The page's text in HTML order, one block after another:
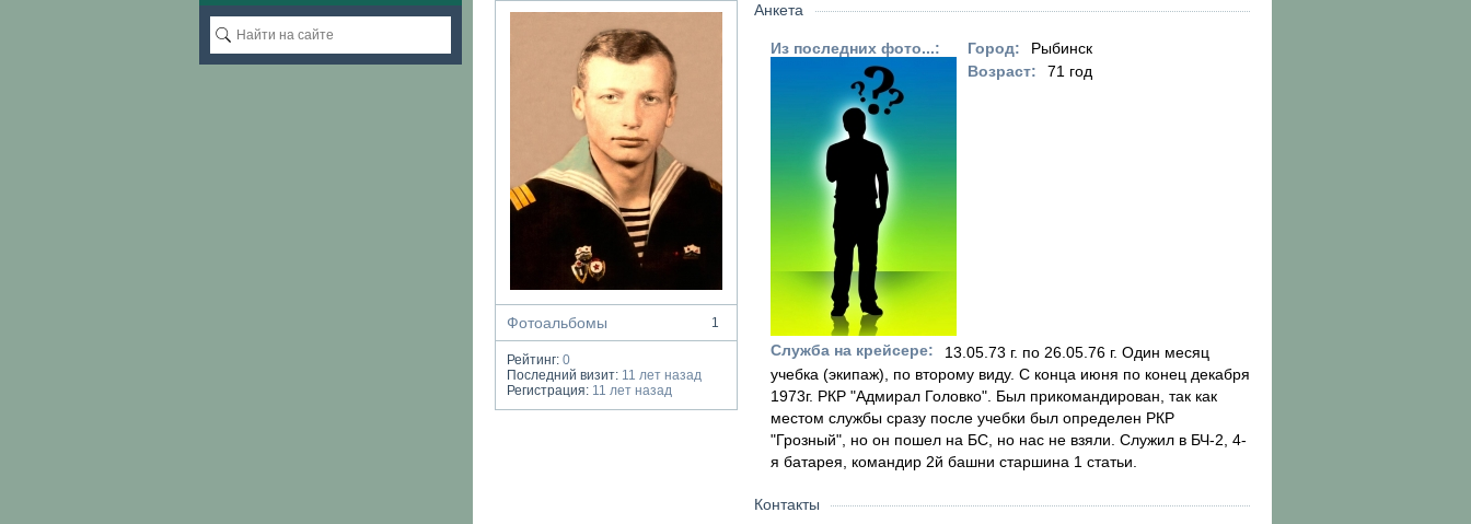
Фотоальбомы 1
Рейтинг: 0
Последний визит: 11 лет назад
Регистрация: 11 лет назад
Анкета
Из последних фото...: Город:
Рыбинск
Возраст:
71 год
Служба на крейсере:
13.05.73 г. по 26.05.76 г. Один месяц
учебка (экипаж), по второму виду. С конца июня по конец декабря
1973г. РКР "Адмирал Головко". Был прикомандирован, так как
местом службы сразу после учебки был определен РКР
"Грозный", но он пошел на БС, но нас не взяли. Служил в БЧ-2, 4-
я батарея, командир 2й башни старшина 1 статьи.
Контакты